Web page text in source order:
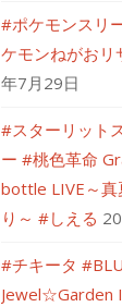
#ポケモンスリ
ケモンねがおリ
年7月29日
#スターリット
ー #桃色革命
bottle LIVE～真
り～ #しえる
#チキータ
Jewel☆Garden